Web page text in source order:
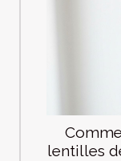
lentilles